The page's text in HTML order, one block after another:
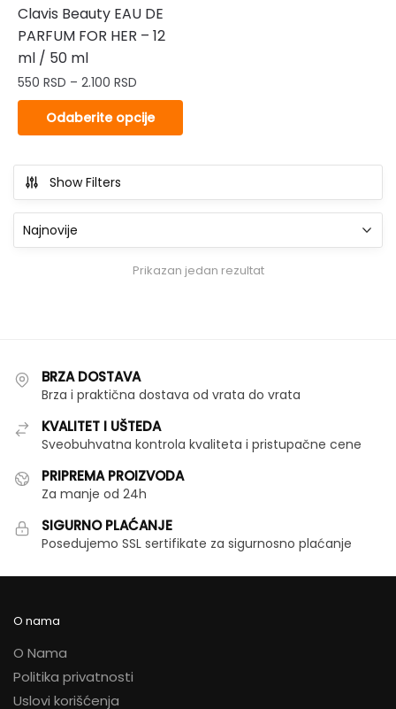
Clavis Beauty EAU DE
PARFUM FOR HER – 12
ml / 50 ml
550 RSD – 2.100 RSD
cena:
od
550 RSD
Odaberite opcije
proizvod
više
varijanti.
Opcije
mogu
Show Filters
Prikazan jedan rezultat
BRZA DOSTAVA
Brza i praktična dostava od vrata do vrata
KVALITET I UŠTEDA
Sveobuhvatna kontrola kvaliteta i pristupačne cene
PRIPREMA PROIZVODA
Za manje od 24h
SIGURNO PLAĆANJE
Posedujemo SSL sertifikate za sigurnosno plaćanje
O nama
O Nama
Politika privatnosti
Uslovi korišćenja